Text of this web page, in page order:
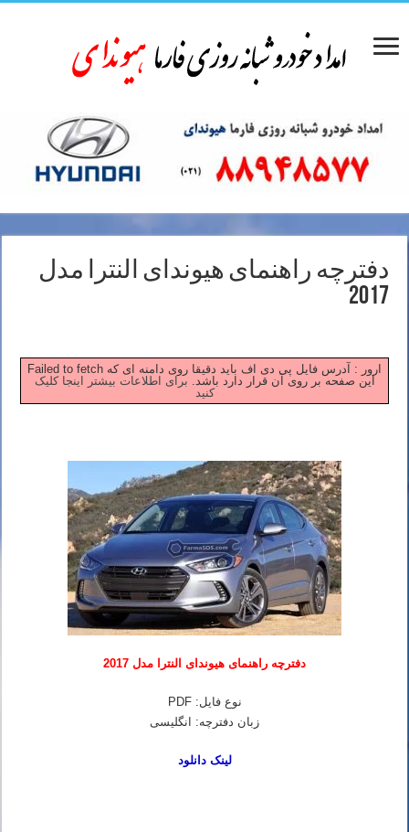
دفترچه راهنمای هیوندای النترا مدل
2017
Failed to fetch ارور : آدرس فایل پی دی اف باید دقیقا روی دامنه ای که
این صفحه بر روی آن قرار دارد باشد. برای اطلاعات بیشتر اینجا کلیک
کنید
دفترچه راهنمای هیوندای النترا مدل 2017
نوع فایل: PDF
زبان دفترچه: انگلیسی
لینک دانلود